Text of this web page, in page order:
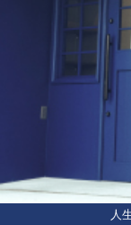
人